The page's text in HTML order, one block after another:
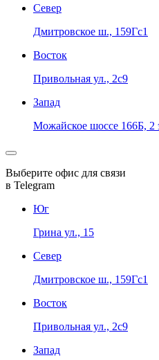
Север
Дмитровское ш., 159Гс1
Восток
Привольная ул., 2с9
Запад
Можайское шоссе 166Б, 2
Выберите офис для связи
в Telegram
Юг
Грина ул., 15
Север
Дмитровское ш., 159Гс1
Восток
Привольная ул., 2с9
Запад